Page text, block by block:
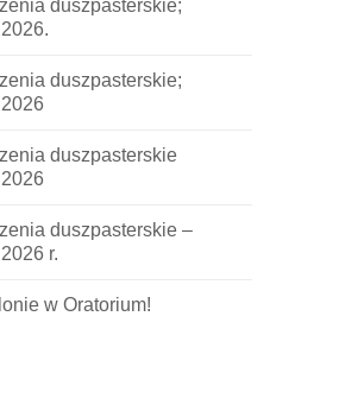
duszpasterskie;
duszpasterskie;
duszpasterskie
duszpasterskie –
r.
w Oratorium!